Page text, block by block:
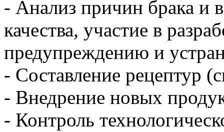
- Анализ причин брака и
качества, участие в
предупреждению и
- Составление рецептур
- Внедрение новых
- Контроль